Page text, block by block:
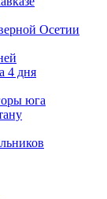
Осетии
4 дня
юга